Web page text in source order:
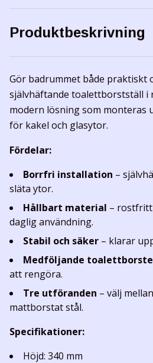
Produktbeskrivning
Gör badrummet både praktiskt
självhäftande toalettborstställ i
modern lösning som
för kakel och glasytor.
Fördelar:
Borrfri installation –
släta ytor.
Hållbart material – rostfritt
daglig användning.
Stabil och säker – klarar
Medföljande toalettborste
att rengöra.
Tre utföranden – välj
mattborstat stål.
Specifikationer:
Höjd: 340 mm